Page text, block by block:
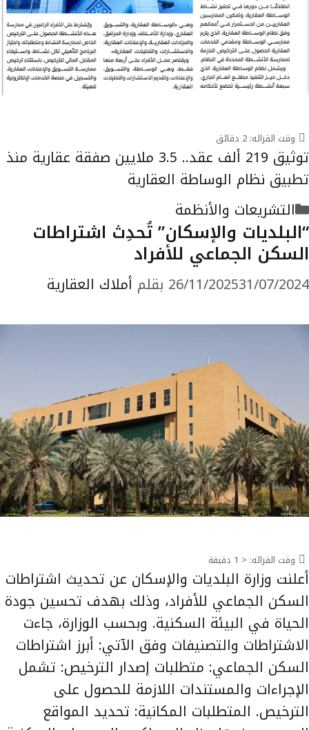
وقت القرائه: 2 دقائق
توثيق 219 ألف عقد.. 3.5 ملايين صفقة عقارية منذ
تطبيق نظام الوساطة العقارية
التصنيفات
التشريعات والأنظمة
“البلديات والإسكان” تُحدِث اشتراطات
السكن الجماعي للأفراد
26/11/202531/07/2024 بقلم أملاك العقارية
وقت القرائه: < 1 دقيقة
أعلنت وزارة البلديات والإسكان عن تحديث اشتراطات
السكن الجماعي للأفراد، وذلك بهدف تحسين جودة
الحياة في البيئة السكنية. وبحسب الوزارة، جاءت
الاشتراطات والتصنيفات وفق الآتي: أبرز اشتراطات
السكن الجماعي: متطلبات إصدار الترخيص: تشمل
الإجراءات والمستندات اللازمة للحصول على
الترخيص. المتطلبات المكانية: تحديد المواقع